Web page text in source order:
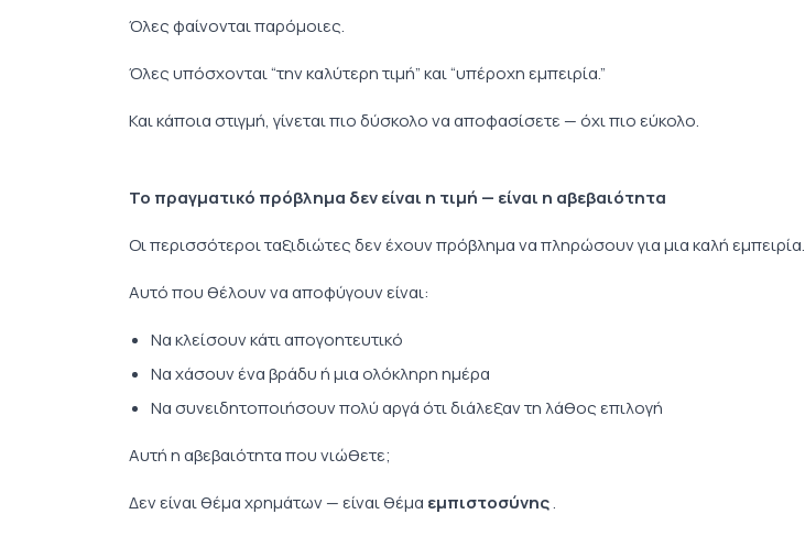
Όλες φαίνονται παρόμοιες.
Όλες υπόσχονται “την καλύτερη τιμή” και “υπέροχη εμπειρία.”
Και κάποια στιγμή, γίνεται πιο δύσκολο να αποφασίσετε — όχι πιο εύκολο.
Το πραγματικό πρόβλημα δεν είναι η τιμή — είναι η αβεβαιότητα
Οι περισσότεροι ταξιδιώτες δεν έχουν πρόβλημα να πληρώσουν για μια καλή εμπειρία.
Αυτό που θέλουν να αποφύγουν είναι:
Να κλείσουν κάτι απογοητευτικό
Να χάσουν ένα βράδυ ή μια ολόκληρη ημέρα
Να συνειδητοποιήσουν πολύ αργά ότι διάλεξαν τη λάθος επιλογή
Αυτή η αβεβαιότητα που νιώθετε;
Δεν είναι θέμα χρημάτων — είναι θέμα εμπιστοσύνης.